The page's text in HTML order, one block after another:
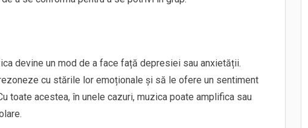
devine un mod de a face față depresiei sau anxietății.
cu stările lor emoționale și să le ofere un sentiment
toate acestea, în unele cazuri, muzica poate amplifica sau